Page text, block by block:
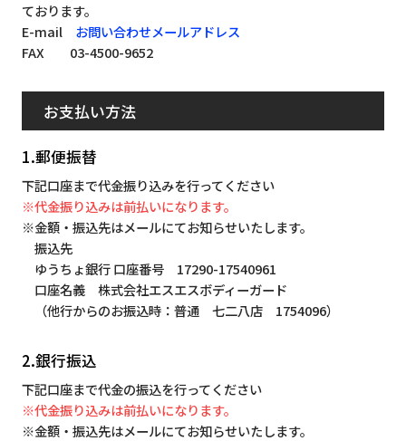
ております。
E-mail お問い合わせメールアドレス
FAX 03-4500-9652
お支払い方法
1.郵便振替
下記口座まで代金振り込みを行ってください
※代金振り込みは前払いになります。
※金額・振込先はメールにてお知らせいたします。
振込先
ゆうちょ銀行 口座番号 17290-17540961
口座名義 株式会社エスエスボディーガード
（他行からのお振込時：普通 七二八店 1754096）
2.銀行振込
下記口座まで代金の振込を行ってください
※代金振り込みは前払いになります。
※金額・振込先はメールにてお知らせいたします。